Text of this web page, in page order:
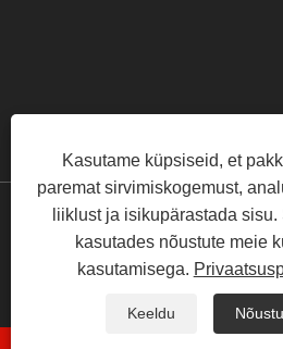
Autoriõigus © 2023 Yilane (Shanghai)
pakkimislint - kõik
Sitemap RSS
Kasutame küpsiseid, et
paremat sirvimiskogemust,
liiklust ja isikupärastada sisu.
kasutades nõustute meie
kasutamisega.
Keeldu Nõustu